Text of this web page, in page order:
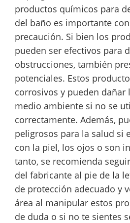
productos químicos para
del baño es importante
precaución. Si bien los
pueden ser efectivos para
obstrucciones, también
potenciales. Estos
corrosivos y pueden dañar
medio ambiente si no se
correctamente. Además,
peligrosos para la salud si
con la piel, los ojos o son
tanto, se recomienda
del fabricante al pie de la
de protección adecuado y
área al manipular estos
de duda o si no te sientes